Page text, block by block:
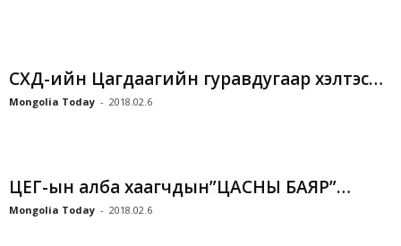
СХД-ийн Цагдаагийн гуравдугаар хэлтэс…
Mongolia Today - 2018.02.6
ЦЕГ-ын алба хаагчдын”ЦАСНЫ БАЯР”…
Mongolia Today - 2018.02.6